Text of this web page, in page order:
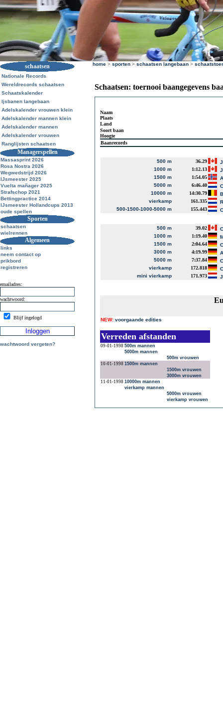
schaatsen
Nationale Records
Wereldrecords schaatsen
Schaatskalender
Ijsbanen langebaan
Adelskalender vrouwen klein
Adelskalender mannen klein
Adelskalender mannen
Adelskalender vrouwen
Ranglijsten schaatsen
Managerspellen
Massasprint 2026
Rosa Nostra 2026
Wegwedstrijd 2026
IJsmeester 2025
Vuelta mañager 2025
Strafschop 2021
Bettingpractice 2014
IJsmeester Hollandcups 2013
oude spellen
Sporten
schaatsen
wielrennen
Algemeen
links
neem contact op
prikbord
registreren
emailadres:
wachtwoord:
Blijf ingelogd
wachtwoord vergeten?
home > sporten > schaatsen langebaan >
Schaatsen: toernooi baangegevens
Naam
Plaats
Land
Soort baan
Hoogte
Baanrecords
500 m 36.29
1000 m
1:12.13
1500 m
1:54.05
5000 m
6:46.40
10000 m
14:30.79
vierkamp
161.335
500-1500-1000-5000 m
155.443
500 m 39.02
1000 m
1:19.40
1500 m
2:04.64
3000 m
4:19.99
5000 m
7:37.84
vierkamp
172.818
mini vierkamp
171.973
NEW: voorgaande edities
Verreden afstanden
09-01-1998 500m mannen
5000m mannen
500m vrouwen
10-01-1998 1500m mannen
1500m vrouwen
3000m vrouwen
11-01-1998 10000m mannen
vierkamp mannen
5000m vrouwen
vierkamp vrouwen